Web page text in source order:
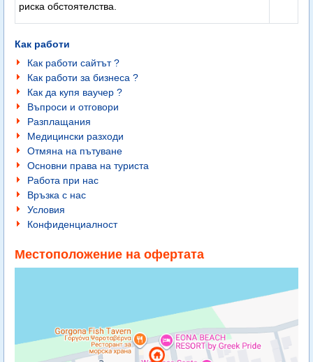
риска обстоятелства.
Как работи
Как работи сайтът ?
Как работи за бизнеса ?
Как да купя ваучер ?
Въпроси и отговори
Разплащания
Медицински разходи
Отмяна на пътуване
Основни права на туриста
Работа при нас
Връзка с нас
Условия
Конфиденциалност
Местоположение на офертата